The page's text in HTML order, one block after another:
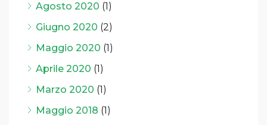
Agosto 2020 (1)
Giugno 2020 (2)
Maggio 2020 (1)
Aprile 2020 (1)
Marzo 2020 (1)
Maggio 2018 (1)